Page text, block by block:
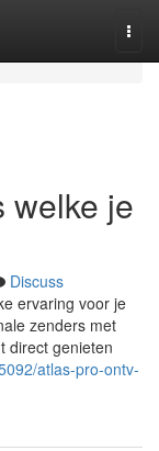
welke je
Discuss
ervaring voor je
zenders met
direct genieten
atlas-pro-ontv-